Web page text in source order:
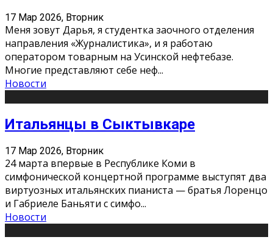
17 Мар 2026, Вторник
Меня зовут Дарья, я студентка заочного отделения
направления «Журналистика», и я работаю
оператором товарным на Усинской нефтебазе.
Многие представляют себе неф...
Новости
Итальянцы в Сыктывкаре
17 Мар 2026, Вторник
24 марта впервые в Республике Коми в
симфонической концертной программе выступят два
виртуозных итальянских пианиста — братья Лоренцо
и Габриеле Баньяти с симфо...
Новости